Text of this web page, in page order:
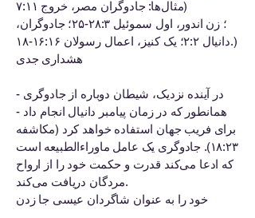
(مثال‌ها: جادوگران مصر، خروج ۷:۱۱
؛ زن اندور، اول سموئیل ۲۸:۳-۲۵؛ جادوگران،
دانیال ۲:۲؛ یک کنیز، اعمال رسولان ۱۶:۱۶-۱۸.)
هشداری جدی
در آینده نزدیک، شیطان دوباره از جادوگری -
همانطور که در زمان پیامبر دانیال انجام داد -
برای فریب جهان استفاده خواهد کرد (مکاشفه
۱۸:۲۳). جادوگری یک عامل ماوراءالطبیعه است
که ادعا می‌کند قدرت و حکمت خود را از ارواح
مردگان دریافت می‌کند.
خود را به عنوان شاگردان عیسی جا زدن